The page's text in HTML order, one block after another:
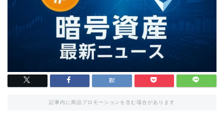
記事内に商品プロモーションを含む場合があります